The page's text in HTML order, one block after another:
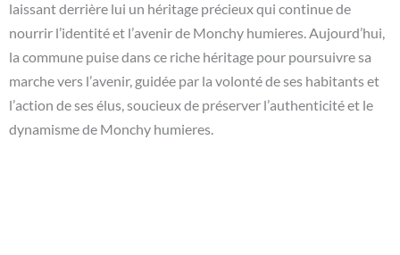
laissant derrière lui un héritage précieux qui continue de
nourrir l’identité et l’avenir de Monchy humieres. Aujourd’hui,
la commune puise dans ce riche héritage pour poursuivre sa
marche vers l’avenir, guidée par la volonté de ses habitants et
l’action de ses élus, soucieux de préserver l’authenticité et le
dynamisme de Monchy humieres.